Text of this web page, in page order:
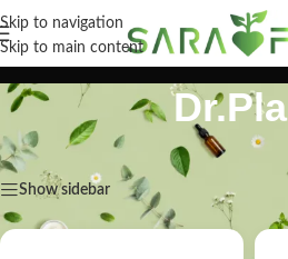
Skip to navigation
Skip to main content
Početna Brend Dr.Plant
Show sidebar